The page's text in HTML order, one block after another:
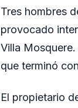
Tres hombres
provocado
Villa
que terminó
El propietario